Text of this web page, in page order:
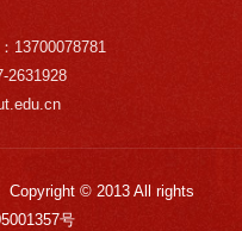
13700078781
2631928
© 2013 All rights
号